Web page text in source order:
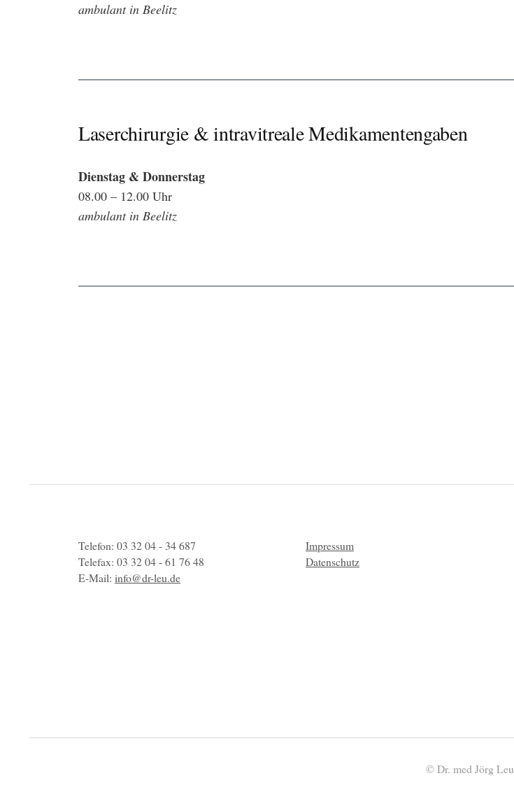
ambulant in Beelitz
Laserchirurgie & intravitreale Medikamentengaben
Dienstag & Donnerstag
08.00 – 12.00 Uhr
ambulant in Beelitz
Telefon: 03 32 04 - 34 687
Telefax: 03 32 04 - 61 76 48
E-Mail: info@dr-leu.de
Impressum
Datenschutz
© Dr. med Jörg Leu